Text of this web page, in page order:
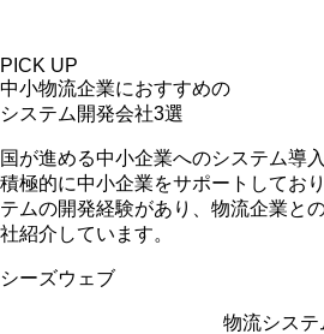
PICK UP
中⼩物流企業におすすめの
システム開発会社3選
国が進める中小企業へのシステム導
積極的に中小企業をサポートしてお
テムの開発経験があり、物流企業と
社紹介しています。
シーズウェブ
物流システ